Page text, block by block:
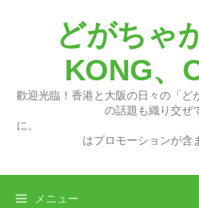
どがちゃ
KONG、
歡迎光臨！香港と大阪の日々の「ど
の話題も織り交ぜ
に。 ＜
はプロモーションが含
メニュー